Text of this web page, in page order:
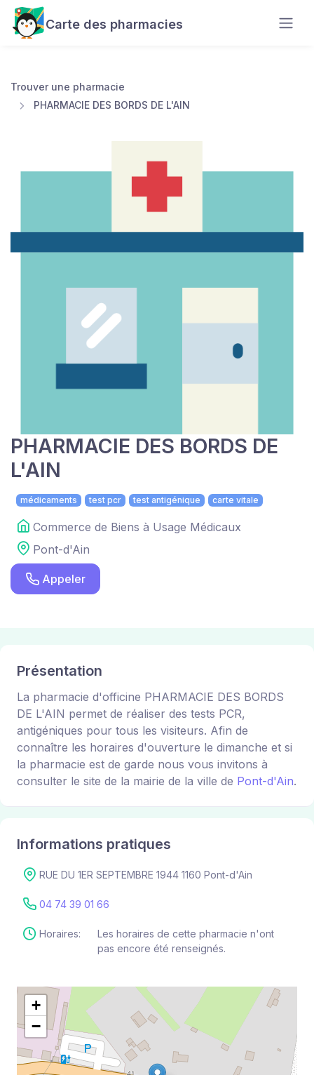
Carte des pharmacies
Trouver une pharmacie
PHARMACIE DES BORDS DE L'AIN
PHARMACIE DES BORDS DE
L'AIN
médicaments test pcr test antigénique carte vitale
Commerce de Biens à Usage Médicaux
Pont-d'Ain
Appeler
Présentation
La pharmacie d'officine PHARMACIE DES BORDS
DE L'AIN permet de réaliser des tests PCR,
antigéniques pour tous les visiteurs. Afin de
connaître les horaires d'ouverture le dimanche et si
la pharmacie est de garde nous vous invitons à
consulter le site de la mairie de la ville de Pont-d'Ain.
Informations pratiques
RUE DU 1ER SEPTEMBRE 1944 1160 Pont-d'Ain
04 74 39 01 66
Horaires:
Les horaires de cette pharmacie n'ont
pas encore été renseignés.
+
−